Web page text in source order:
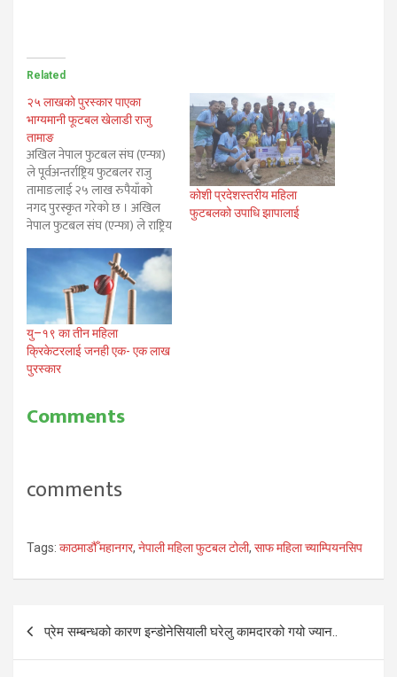
Related
२५ लाखको पुरस्कार पाएका
भाग्यमानी फूटबल खेलाडी राजु
तामाङ
अखिल नेपाल फुटबल संघ (एन्फा)
ले पूर्वअन्तर्राष्ट्रिय फुटबलर राजु
तामाङलाई २५ लाख रुपैयाँको
नगद पुरस्कृत गरेको छ । अखिल
नेपाल फुटबल संघ (एन्फा) ले राष्ट्रिय
फुटबल टोलीका पूर्वमिडफिल्डर
तथा नेपाल आर्मीका मिडफिल्डर
राजुलाई २०७२ सालको सर्बोत्कृष्ट
फुटबलर सम्मान प्रदान गरेको हो ।
मंगलबार राजधानीमा आयोजित
विशेष कार्यक्रममा एन्फाले
तामाङलाई वर्षको…
कोशी प्रदेशस्तरीय महिला
फुटबलको उपाधि झापालाई
यु–१९ का तीन महिला
क्रिकेटरलाई जनही एक- एक लाख
पुरस्कार
Comments
comments
Tags: काठमाडौँ महानगर, नेपाली महिला फुटबल टोली, साफ महिला च्याम्पियनसिप
Post
navigation
प्रेम सम्बन्धको कारण इन्डोनेसियाली घरेलु कामदारको गयो ज्यान..